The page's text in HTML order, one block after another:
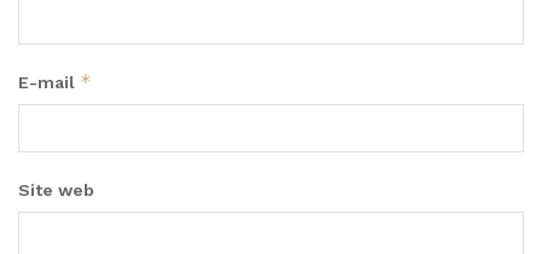
E-mail *
Site web